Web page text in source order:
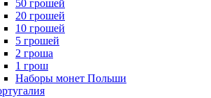
50 грошей
20 грошей
10 грошей
5 грошей
2 гроша
1 грош
Наборы монет Польши